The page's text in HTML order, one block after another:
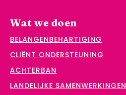
Wat we doen
BELANGENBEHARTIGING
CLIËNT ONDERSTEUNING
ACHTERBAN
LANDELIJKE SAMENWERKINGEN